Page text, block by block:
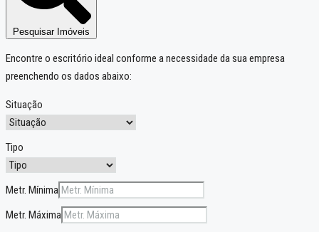
Pesquisar Imóveis
Encontre o escritório ideal conforme a necessidade da sua empresa
preenchendo os dados abaixo:
Situação
Tipo
Metr. Mínima
Metr. Máxima